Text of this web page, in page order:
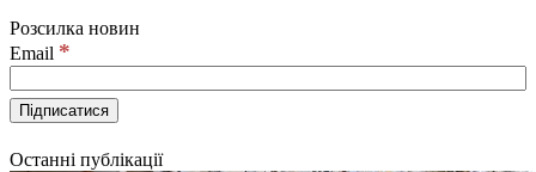
Розсилка новин
Email *
Останні публікації